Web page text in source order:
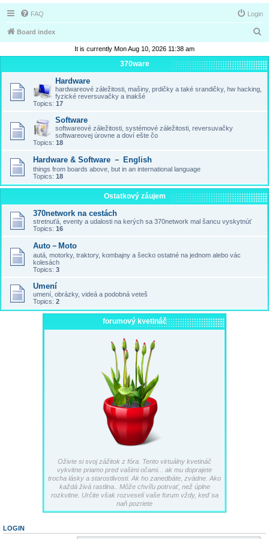
FAQ Login
Board index
a
r
It is currently Mon Aug 10, 2026 11:38 am
370ware
Hardware
hardwareové záležitosti, mašiny, prdičky a také srandičky, hw hacking,
fyzické reversuvačky a inakšé
Topics: 17
Software
softwareové záležitosti, systémové záležitosti, reversuvačky
softwareovej úrovne a doví ešte čo
Topics: 18
Hardware & Software － English
things from boards above, but in an international language
Topics: 18
Ostatkový záujem
370network na cestách
stretnuťá, eventy a udalosti na kerých sa 370network mal šancu vyskytnúť
Topics: 16
Auto－Moto
autá, motorky, traktory, kombajny a šecko ostatné na jednom alebo vác
kolesách
Topics: 3
Umení
umení, obrázky, videá a podobná veteš
Topics: 2
forumový kvetináč
Oživte si svoj zážitok z fóra. Tento virtuálny kvetináč
vykvitne priamo pred vašimi očami... ak mu doprajete
trocha lásky a starostlivosti. Ak ho zanedbáte, zvädne. Ako
každá živá rastlina.. Môže chvíľu potrvať, než úplne
rozkvitne. Určite však rozveselí vaše forum vždy, keď sa
naň pozriete
LOGIN